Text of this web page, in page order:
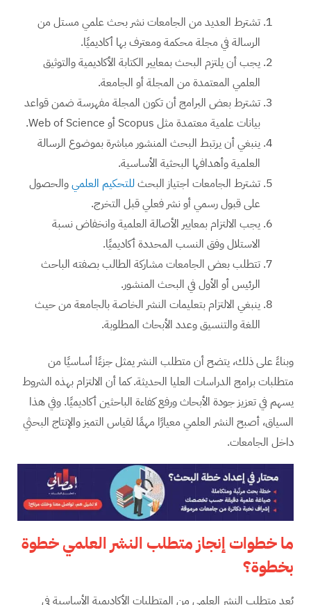
تشترط العديد من الجامعات نشر بحث علمي مستل من
الرسالة في مجلة محكمة ومعترف بها أكاديميًا.
يجب أن يلتزم البحث بمعايير الكتابة الأكاديمية والتوثيق
العلمي المعتمدة من المجلة أو الجامعة.
تشترط بعض البرامج أن تكون المجلة مفهرسة ضمن قواعد
بيانات علمية معتمدة مثل Scopus أو Web of Science.
ينبغي أن يرتبط البحث المنشور مباشرة بموضوع الرسالة
العلمية وأهدافها البحثية الأساسية.
تشترط الجامعات اجتياز البحثللتحكيم العلميوالحصول
على قبول رسمي أو نشر فعلي قبل التخرج.
يجب الالتزام بمعايير الأصالة العلمية وانخفاض نسبة
الاستلال وفق النسب المحددة أكاديميًا.
تتطلب بعض الجامعات مشاركة الطالب بصفته الباحث
الرئيس أو الأول في البحث المنشور.
ينبغي الالتزام بتعليمات النشر الخاصة بالجامعة من حيث
اللغة والتنسيق وعدد الأبحاث المطلوبة.
وبناءً على ذلك، يتضح أن متطلب النشر يمثل جزءًا أساسيًا من
متطلبات برامج الدراسات العليا الحديثة. كما أن الالتزام بهذه الشروط
يسهم في تعزيز جودة الأبحاث ورفع كفاءة الباحثين أكاديميًا. وفي هذا
السياق، أصبح النشر العلمي معيارًا مهمًا لقياس التميز والإنتاج البحثي
داخل الجامعات.
ما خطوات إنجاز متطلب النشر العلمي خطوة
بخطوة؟
يُعد متطلب النشر العلمي من المتطلبات الأكاديمية الأساسية في